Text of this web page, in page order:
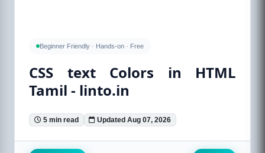
Beginner Friendly · Hands-on · Free
CSS text Colors in HTML
Tamil - linto.in
5 min read Updated Aug 07, 2026